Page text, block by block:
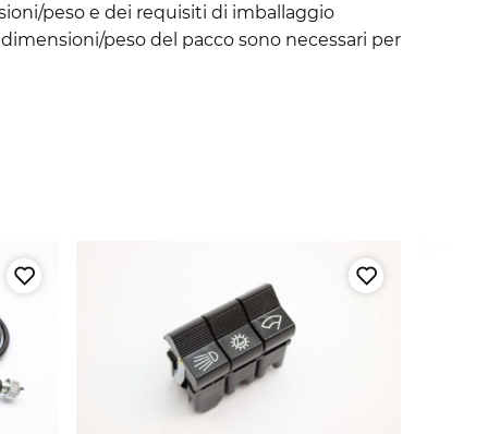
peso e dei requisiti di imballaggio
peso del pacco sono necessari per